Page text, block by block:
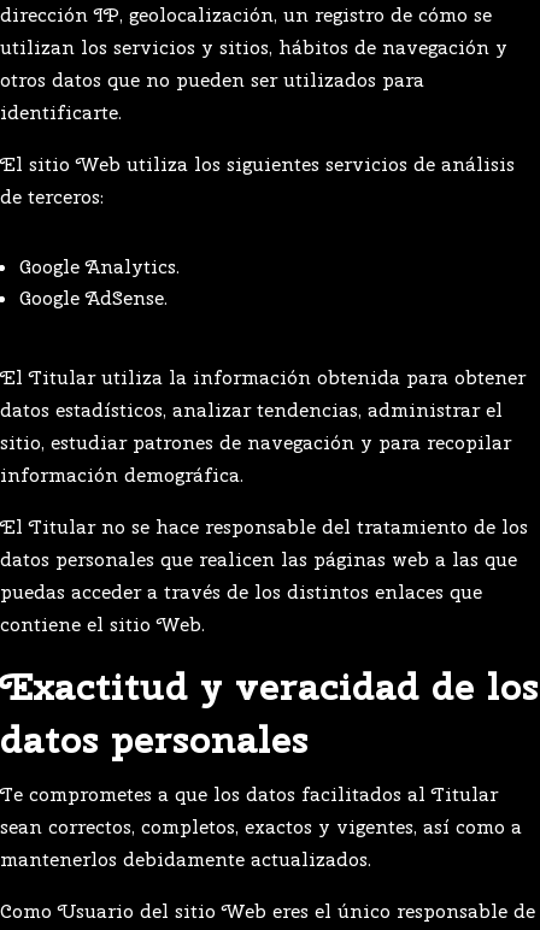
dirección IP, geolocalización, un registro de cómo se
utilizan los servicios y sitios, hábitos de navegación y
otros datos que no pueden ser utilizados para
identificarte.
El sitio Web utiliza los siguientes servicios de análisis
de terceros:
Google Analytics.
Google AdSense.
El Titular utiliza la información obtenida para obtener
datos estadísticos, analizar tendencias, administrar el
sitio, estudiar patrones de navegación y para recopilar
información demográfica.
El Titular no se hace responsable del tratamiento de los
datos personales que realicen las páginas web a las que
puedas acceder a través de los distintos enlaces que
contiene el sitio Web.
Exactitud y veracidad de los
datos personales
Te comprometes a que los datos facilitados al Titular
sean correctos, completos, exactos y vigentes, así como a
mantenerlos debidamente actualizados.
Como Usuario del sitio Web eres el único responsable de